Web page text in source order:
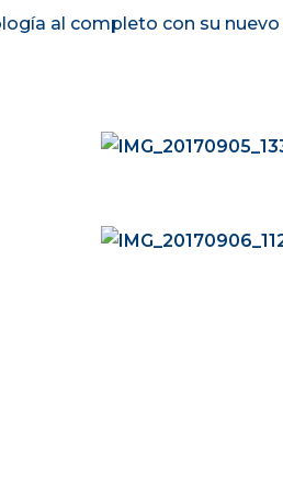
al completo con su